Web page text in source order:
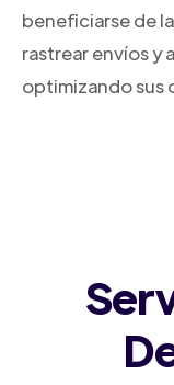
beneficiarse de
rastrear envíos y
optimizando sus